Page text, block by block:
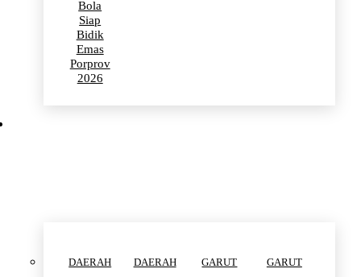
Bola
Siap
Bidik
Emas
Porprov
2026
DAERAH DAERAH GARUT GARUT